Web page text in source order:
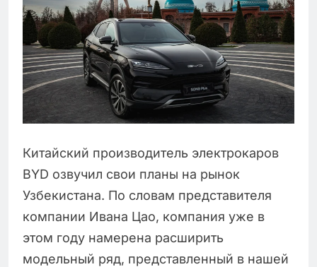
Китайский производитель электрокаров
BYD озвучил свои планы на рынок
Узбекистана. По словам представителя
компании Ивана Цао, компания уже в
этом году намерена расширить
модельный ряд, представленный в нашей